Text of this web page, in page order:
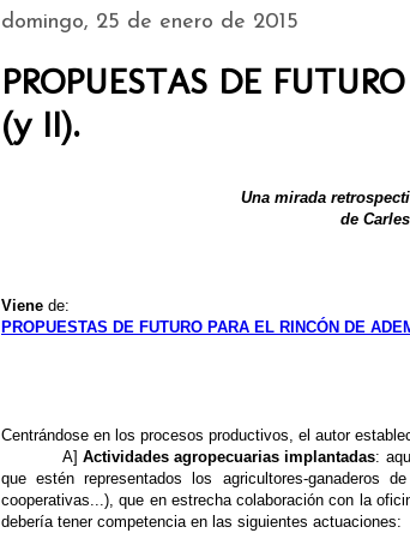
domingo, 25 de enero de 2015
PROPUESTAS DE
(y II).
Una mirada
de
Viene de:
PROPUESTAS DE FUTURO PARA EL RINCÓN DE
Centrándose en los procesos productivos, el autor
A] Actividades agropecuarias implantadas:
que estén representados los agricultores-ganaderos
cooperativas...), que en estrecha colaboración con la
debería tener competencia en las siguientes actuaciones: